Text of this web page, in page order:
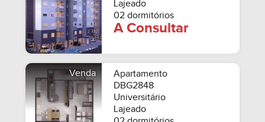
Lajeado
02 dormitórios
A Consultar
Venda
Apartamento
DBG2848
Universitário
Lajeado